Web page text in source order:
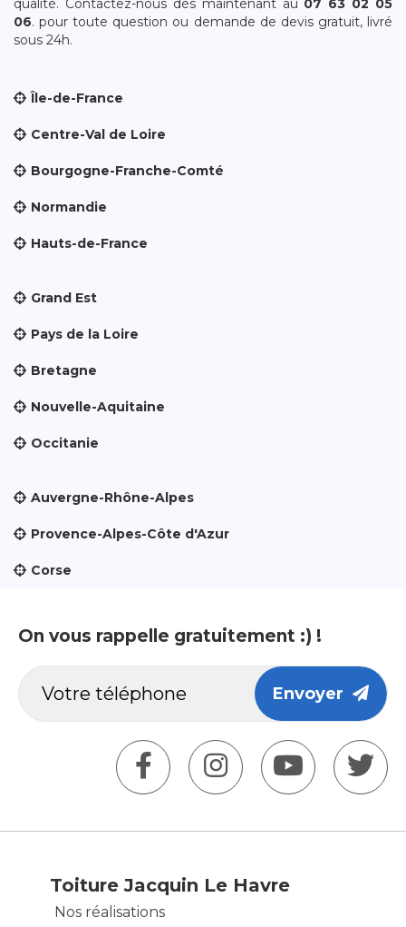
qualité. Contactez-nous dès maintenant au 07 63 02 05
06. pour toute question ou demande de devis gratuit, livré
sous 24h.
Île-de-France
Centre-Val de Loire
Bourgogne-Franche-Comté
Normandie
Hauts-de-France
Grand Est
Pays de la Loire
Bretagne
Nouvelle-Aquitaine
Occitanie
Auvergne-Rhône-Alpes
Provence-Alpes-Côte d'Azur
Corse
On vous rappelle gratuitement :) !
Envoyer
Toiture Jacquin Le Havre
Nos réalisations